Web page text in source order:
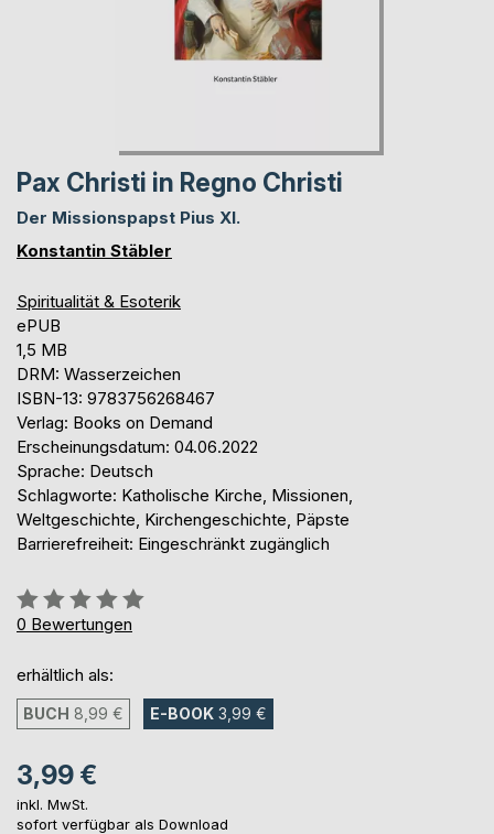
Pax Christi in Regno Christi
Der Missionspapst Pius XI.
Konstantin Stäbler
Spiritualität & Esoterik
ePUB
1,5 MB
DRM: Wasserzeichen
ISBN-13: 9783756268467
Verlag: Books on Demand
Erscheinungsdatum: 04.06.2022
Sprache: Deutsch
Schlagworte: Katholische Kirche, Missionen,
Weltgeschichte, Kirchengeschichte, Päpste
Barrierefreiheit: Eingeschränkt zugänglich
Bewertung::
0%
0 Bewertungen
erhältlich als:
BUCH 8,99 € E-BOOK 3,99 €
3,99 €
inkl. MwSt.
sofort verfügbar als Download